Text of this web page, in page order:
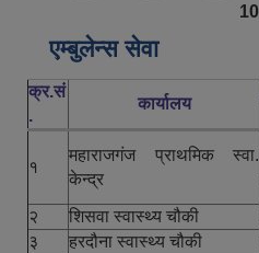
10
एम्बुलेन्स सेवा
क्र.सं
.
कार्यालय
१
महाराजगंज प्राथमिक स्वा.
केन्द्र
२
शिसवा स्वास्थ्य चौकी
३
हरदौना स्वास्थ्य चौकी